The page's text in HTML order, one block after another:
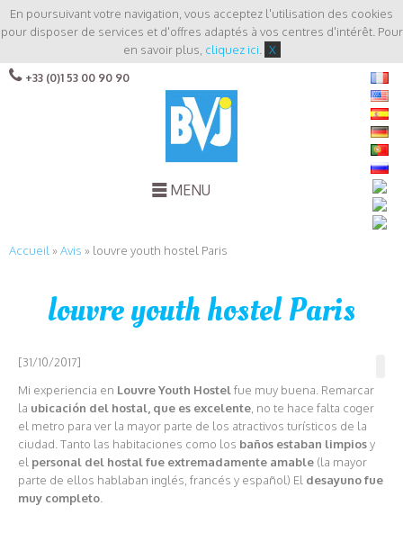
En poursuivant votre navigation, vous acceptez l'utilisation des cookies
pour disposer de services et d'offres adaptés à vos centres d'intérêt. Pour
en savoir plus, cliquez ici X
+33 (0)1 53 00 90 90
MENU
Accueil »Avis » louvre youth hostel Paris
louvre youth hostel Paris
[31/10/2017]
Mi experiencia en Louvre Youth Hostelfue muy buena. Remarcar
la ubicación del hostal, que es excelente, no te hace falta coger
el metro para ver la mayor parte de los atractivos turísticos de la
ciudad. Tanto las habitaciones como los baños estaban limpiosy
el personal del hostal fue extremadamente amable (la mayor
parte de ellos hablaban inglés, francés y español) El desayuno fue
muy completo.